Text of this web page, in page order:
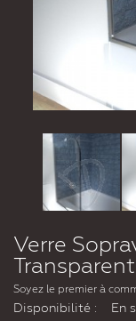
Verre
Transparent
Soyez le premier à
Disponibilité :
En